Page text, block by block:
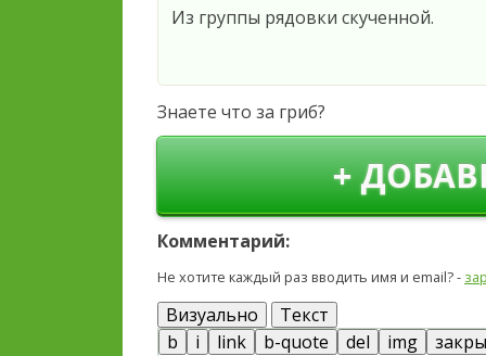
Из группы рядовки скученной.
Знаете что за гриб?
+
Комментарий:
Не хотите каждый раз вводить имя и email? -
Визуально Текст